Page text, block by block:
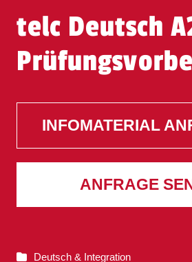
telc Deutsch
INFOMATERIAL
ANFRAGE
Deutsch & Integration